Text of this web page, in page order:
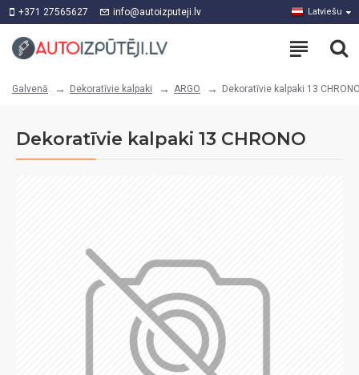
+371 27565627 info@autoizputeji.lv Latviešu
Galvenā Dekoratīvie kalpaki ARGO Dekoratīvie kalpaki 13
Dekoratīvie kalpaki 13 CHRONO